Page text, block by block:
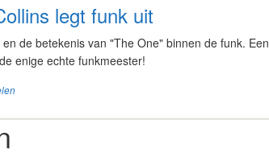
legt funk uit
en de betekenis van "The One" binnen de funk. Een
enige echte funkmeester!